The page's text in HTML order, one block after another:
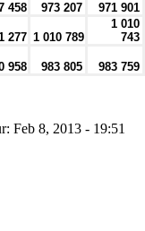
458 973 207 971 901
277 1 010 789
1 010
743
958 983 805 983 759
Feb 8, 2013 - 19:51